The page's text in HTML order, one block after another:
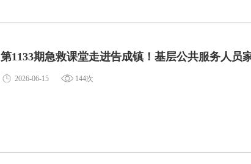
第1133期急救课堂走进告成镇！基层公共服务人员
2026-06-15 144次